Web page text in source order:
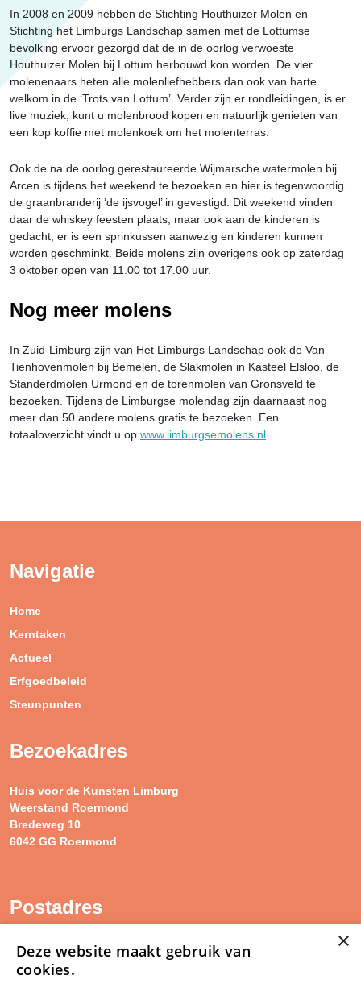
In 2008 en 2009 hebben de Stichting Houthuizer Molen en
Stichting het Limburgs Landschap samen met de Lottumse
bevolking ervoor gezorgd dat de in de oorlog verwoeste
Houthuizer Molen bij Lottum herbouwd kon worden. De vier
molenenaars heten alle molenliefhebbers dan ook van harte
welkom in de ‘Trots van Lottum’. Verder zijn er rondleidingen, is er
live muziek, kunt u molenbrood kopen en natuurlijk genieten van
een kop koffie met molenkoek om het molenterras.
Ook de na de oorlog gerestaureerde Wijmarsche watermolen bij
Arcen is tijdens het weekend te bezoeken en hier is tegenwoordig
de graanbranderij ‘de ijsvogel’ in gevestigd. Dit weekend vinden
daar de whiskey feesten plaats, maar ook aan de kinderen is
gedacht, er is een sprinkussen aanwezig en kinderen kunnen
worden geschminkt. Beide molens zijn overigens ook op zaterdag
3 oktober open van 11.00 tot 17.00 uur.
Nog meer molens
In Zuid-Limburg zijn van Het Limburgs Landschap ook de Van
Tienhovenmolen bij Bemelen, de Slakmolen in Kasteel Elsloo, de
Standerdmolen Urmond en de torenmolen van Gronsveld te
bezoeken. Tijdens de Limburgse molendag zijn daarnaast nog
meer dan 50 andere molens gratis te bezoeken. Een
totaaloverzicht vindt u op www.limburgsemolens.nl
Navigatie
Home
Kerntaken
Actueel
Erfgoedbeleid
Steunpunten
Bezoekadres
Huis voor de Kunsten Limburg
Weerstand Roermond
Bredeweg 10
6042 GG Roermond
Postadres
SAM Limburg
Postbus 203
×
Deze website maakt gebruik van
cookies.